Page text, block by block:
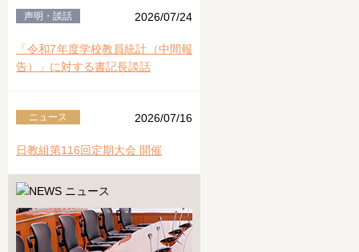
声明・談話 2026/07/24
「令和7年度学校教員統計（中間報
告）」に対する書記長談話
ニュース 2026/07/16
日教組第116回定期大会 開催